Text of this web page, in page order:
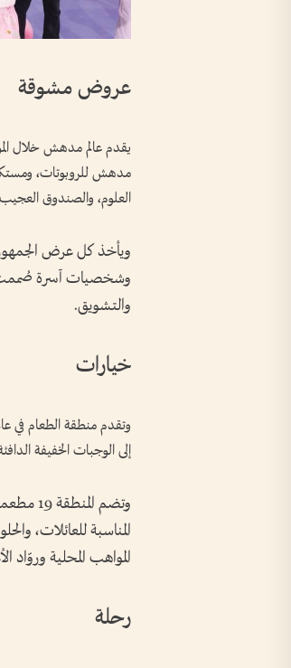
عروض مشوقة
يقدم عالم مدهش خلال
مدهش للروبوتات،
العلوم، والصندوق العجيب،
ويأخذ كل عرض
وشخصيات آسرة صُممت
والتشويق.
خيارات
وتقدم منطقة الطعام في
إلى الوجبات الخفيفة
وتضم
المناسبة للعائلات،
المواهب المحلية وروّاد
رحلة